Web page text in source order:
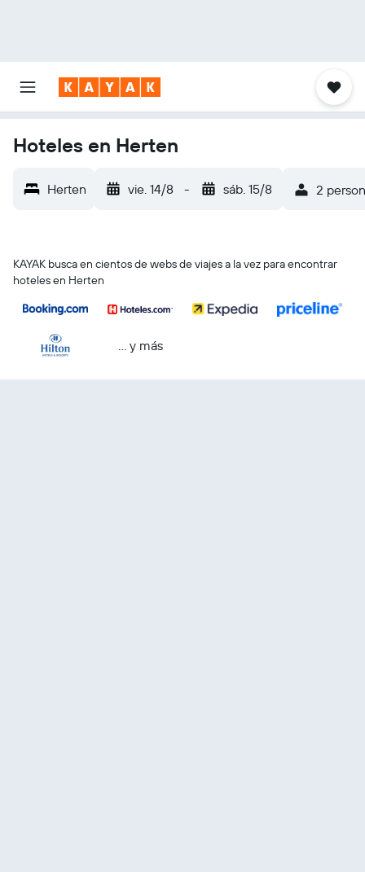
Hoteles en Herten
Herten vie. 14/8 - sáb. 15/8 2
KAYAK busca en cientos de webs de viajes a la vez para encontrar
hoteles en Herten
… y más